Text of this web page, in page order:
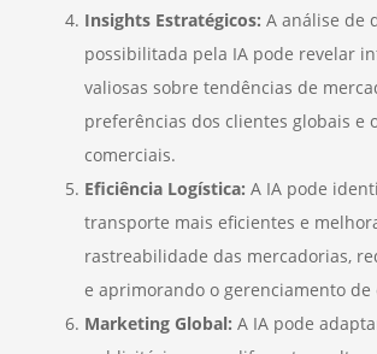
Insights Estratégicos: A análise de
possibilitada pela IA pode revelar
valiosas sobre tendências de
preferências dos clientes globais e
comerciais.
Eficiência Logística: A IA pode
transporte mais eficientes e
rastreabilidade das mercadorias,
e aprimorando o gerenciamento de
Marketing Global: A IA pode